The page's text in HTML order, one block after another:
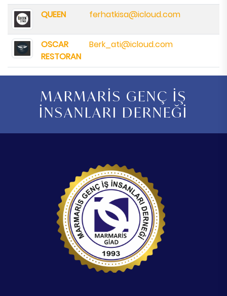
QUEEN
ferhatkisa@icloud.com
OSCAR
RESTORAN
Berk_ati@icloud.com
MARMARİS GENÇ İŞ
İNSANLARI DERNEĞİ